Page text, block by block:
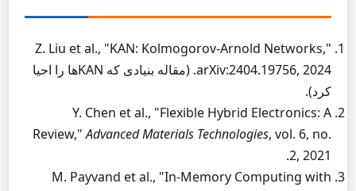
Z. Liu et al., "KAN: Kolmogorov-Arnold Networks,"
arXiv:2404.19756, 2024. (مقاله بنیادی که KANها را احیا
کرد).
Y. Chen et al., "Flexible Hybrid Electronics: A
Review,"Advanced Materials Technologies, vol. 6, no.
2, 2021.
M. Payvand et al., "In-Memory Computing with